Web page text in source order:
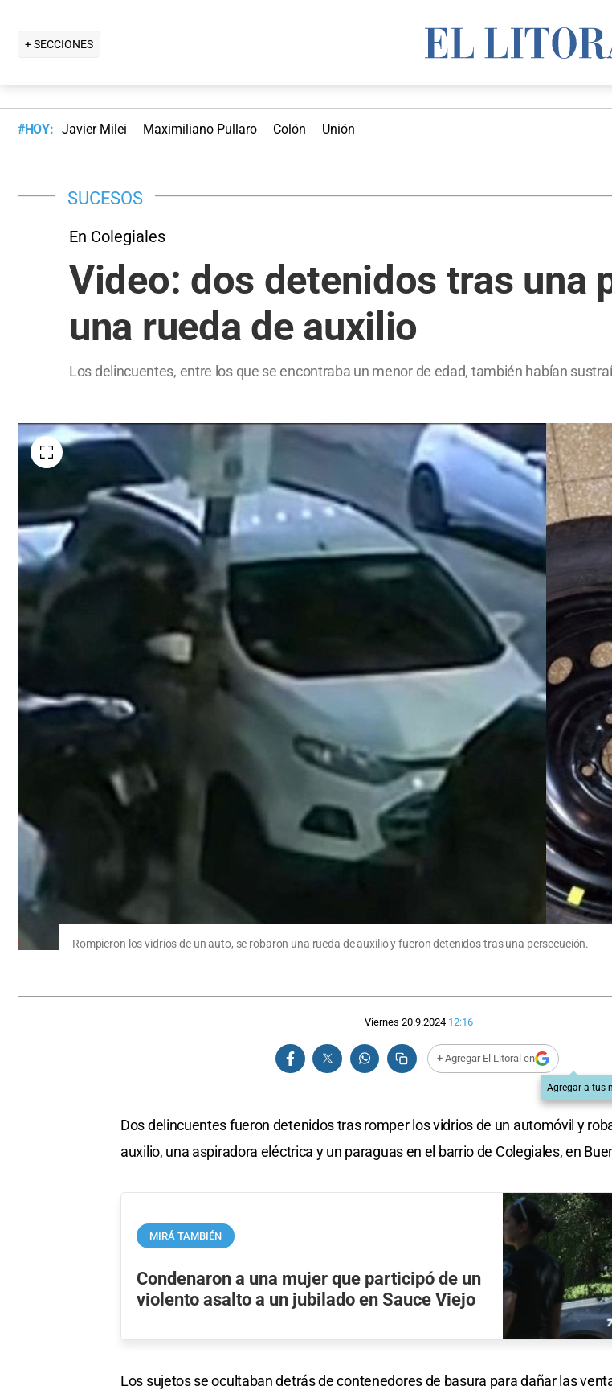
+ SECCIONES
#HOY: Javier Milei Maximiliano Pullaro Colón Unión
SUCESOS
En Colegiales
Video: dos detenidos tras una
una rueda de auxilio
Los delincuentes, entre los que se encontraba un menor de edad, también habían
Rompieron los vidrios de un auto, se robaron una rueda de auxilio y fueron detenidos tras una persecución.
Viernes 20.9.2024 12:16
+ Agregar El Litoral en
Agregar a tus
Dos delincuentes fueron detenidos tras romper los vidrios de un automóvil y
auxilio, una aspiradora eléctrica y un paraguas en el barrio de Colegiales, en
MIRÁ TAMBIÉN
Condenaron a una mujer que participó de un
violento asalto a un jubilado en Sauce Viejo
Los sujetos se ocultaban detrás de contenedores de basura para dañar las